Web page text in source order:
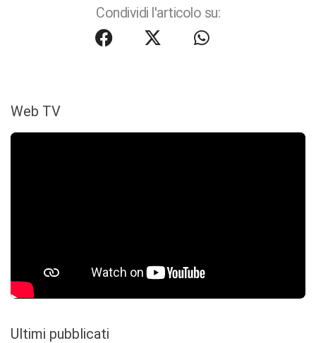
Condividi l'articolo su:
Web TV
Ultimi pubblicati